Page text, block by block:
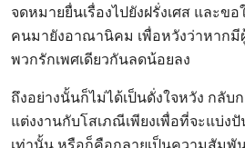
จดหมายยื่นเรื่องไปยังฝรั่งเศส และข
คนมายังอาณานิคม เพื่อหวังว่าหาก
พวกรักเพศเดียวกันลดน้อยลง
ถึงอย่างนั้นก็ไม่ได้เป็นดั่งใจหวัง กลับ
แต่งงานกับโสเภณีเพียงเพื่อที่จะแบ่ง